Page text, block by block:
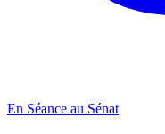
En Séance au Sénat